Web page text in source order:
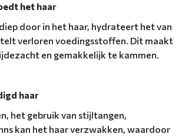
het haar
door in het haar, hydrateert het van
verloren voedingsstoffen. Dit maakt
en gemakkelijk te kammen.
haar
het gebruik van stijltangen,
kan het haar verzwakken, waardoor